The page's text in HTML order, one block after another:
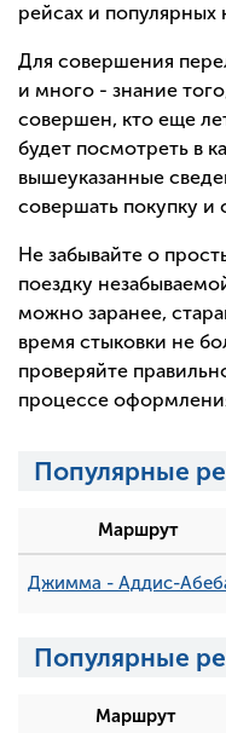
рейсах и популярных
Для совершения
и много - знание
совершен, кто еще
будет посмотреть в
вышеуказанные
совершать покупку и
Не забывайте о
поездку
можно заранее,
время стыковки не
проверяйте
процессе
Популярные
Маршрут
Джимма - Аддис-
Популярные
Маршрут